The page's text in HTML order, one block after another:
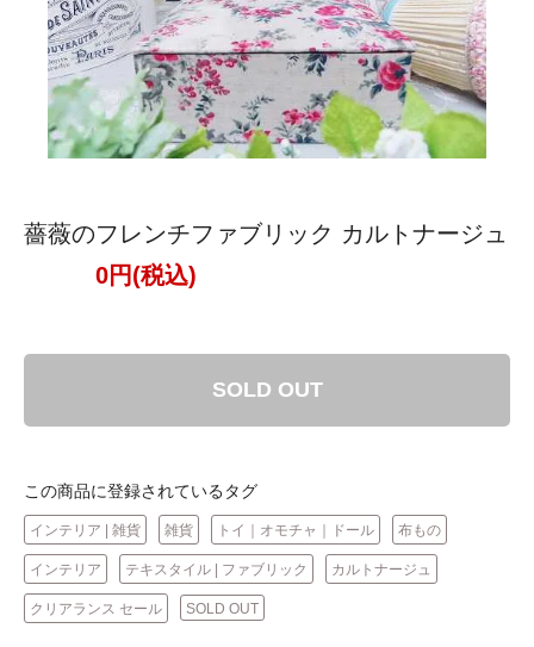
薔薇のフレンチファブリック カルトナージュ
0円(税込)
SOLD OUT
この商品に登録されているタグ
インテリア | 雑貨 雑貨 トイ｜オモチャ｜ドール 布もの
インテリア テキスタイル | ファブリック カルトナージュ
クリアランス セール SOLD OUT